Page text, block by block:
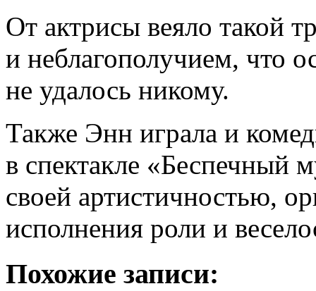
От актрисы веяло такой
и неблагополучием, что
не удалось никому.
Также Энн играла и
в спектакле «Беспечный
своей артистичностью,
исполнения роли и
Похожие записи: